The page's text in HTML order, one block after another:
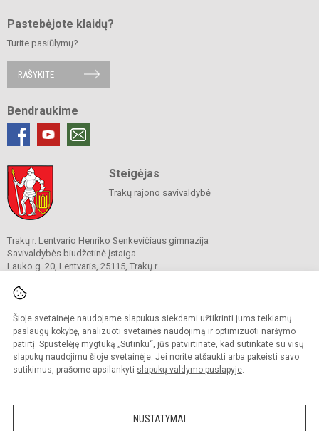
Šioje svetainėje naudojame slapukus siekdami užtikrinti jums teikiamų
paslaugų kokybę, analizuoti svetainės naudojimą ir optimizuoti naršymo
patirtį. Spustelėję mygtuką „Sutinku“, jūs patvirtinate, kad sutinkate su visų
slapukų naudojimu šioje svetainėje. Jei norite atšaukti arba pakeisti savo
sutikimus, prašome apsilankyti slapukų valdymo puslapyje.
NUSTATYMAI
Pastebėjote klaidų?
Turite pasiūlymų?
RAŠYKITE
Bendraukime
Steigėjas
Trakų rajono savivaldybė
Trakų r. Lentvario Henriko Senkevičiaus gimnazija
Savivaldybės biudžetinė įstaiga
Lauko g. 20, Lentvaris, 25115, Trakų r.
El. p.
Juridinių asmenų registre
Įmonės kodas 191817753
Kopijuoti turinį be raštiško gimnazijos sutikimo griežtai draudžiama.
Prieinamumo paraiška Slapukų valdymas